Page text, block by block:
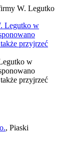
W. Legutko
w
przyjrzeć
, Piaski